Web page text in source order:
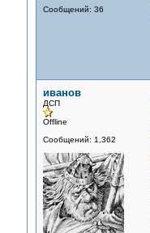
Сообщений: 36
иванов
ДСП
Offline
Сообщений: 1,362